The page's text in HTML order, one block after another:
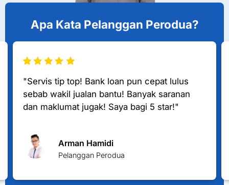
Apa Kata Pelanggan Perodua?
"Servis tip top! Bank loan pun cepat lulus
sebab wakil jualan bantu! Banyak saranan
dan maklumat jugak! Saya bagi 5 star!"
Arman Hamidi
Pelanggan Perodua